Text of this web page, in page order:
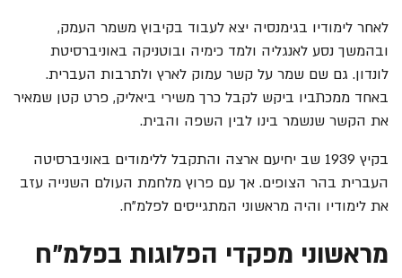
לאחר לימודיו בגימנסיה יצא לעבוד בקיבוץ משמר העמק,
ובהמשך נסע לאנגליה ולמד כימיה ובוטניקה באוניברסיטת
לונדון. גם שם שמר על קשר עמוק לארץ ולתרבות העברית.
באחד ממכתביו ביקש לקבל כרך משירי ביאליק, פרט קטן שמאיר
את הקשר שנשמר בינו לבין השפה והבית.
בקיץ 1939 שב יחיעם ארצה והתקבל ללימודים באוניברסיטה
העברית בהר הצופים. אך עם פרוץ מלחמת העולם השנייה עזב
את לימודיו והיה מראשוני המתגייסים לפלמ"ח.
מראשוני מפקדי הפלוגות בפלמ"ח